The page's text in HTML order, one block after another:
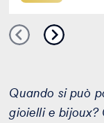
Quando si può
gioielli e